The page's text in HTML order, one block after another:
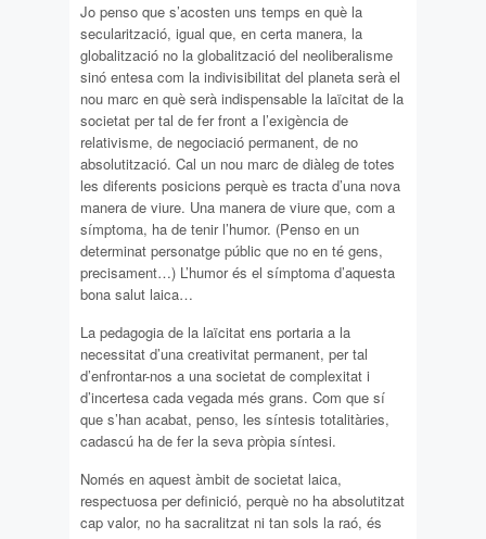
Jo penso que s’acosten uns temps en què la
secularització, igual que, en certa manera, la
globalització no la globalització del neoliberalisme
sinó entesa com la indivisibilitat del planeta serà el
nou marc en què serà indispensable la laïcitat de la
societat per tal de fer front a l’exigència de
relativisme, de negociació permanent, de no
absolutització. Cal un nou marc de diàleg de totes
les diferents posicions perquè es tracta d’una nova
manera de viure. Una manera de viure que, com a
símptoma, ha de tenir l’humor. (Penso en un
determinat personatge públic que no en té gens,
precisament…) L’humor és el símptoma d’aquesta
bona salut laica…
La pedagogia de la laïcitat ens portaria a la
necessitat d’una creativitat permanent, per tal
d’enfrontar-nos a una societat de complexitat i
d’incertesa cada vegada més grans. Com que sí
que s’han acabat, penso, les síntesis totalitàries,
cadascú ha de fer la seva pròpia síntesi.
Només en aquest àmbit de societat laica,
respectuosa per definició, perquè no ha absolutitzat
cap valor, no ha sacralitzat ni tan sols la raó, és